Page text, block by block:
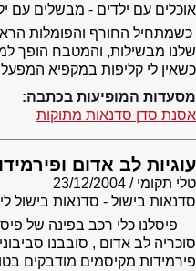
אוכלים עם ילדים - מבשלים עם
כשמתחיל החורף והפומלות
שלנו מבשילות, והמטבח הופך
כשאין לי קליפות במקפיא
מסעדות המופיעות בכתבה:
אסנת סדן סדנאות מתוקות
עוגיות לב אדום
טלי תקומי
23/12/2004
סדנאות בישול - סדנאות בישול
פיסלנו כלי רכב בפינה של
סוכריה לב אדום , סובבנו
פירמידות מקיסמים מודבקים